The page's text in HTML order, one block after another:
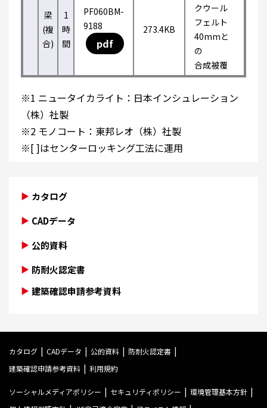
梁
(複
合)
1
時
間
PF060BM-
9188
pdf
273.4KB
クウール
フェルト
40mmと
の
合成被覆
※1 ニュータイカライト：日本インシュレーション
（株）社製
※2 モノコート：東邦レオ（株）社製
※[ ]はセンターロッキング工法に運用
カタログ
CADデータ
公的資料
防耐火認定書
建築確認申請参考資料
カタログ CADデータ 公的資料
防耐火認定書
建築確認申請参考資料
利用規約
ソーシャルメディアポリシー セキュリティポリシー
環境管理基本方針